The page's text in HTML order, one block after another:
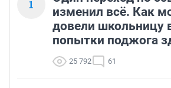
1
изменил всё. Как
довели школьницу
попытки поджога
25 792 61